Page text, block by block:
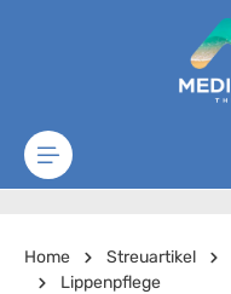
Zum Hauptinhalt springen
Home Streuartikel
Lippenpflege